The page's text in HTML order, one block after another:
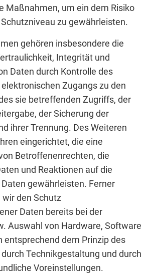
Maßnahmen, um ein dem Risiko
zu gewährleisten.
gehören insbesondere die
Integrität und
Daten durch Kontrolle des
Zugangs zu den
sie betreffenden Zugriffs, der
der Sicherung der
ihrer Trennung. Des Weiteren
eingerichtet, die eine
Betroffenenrechten, die
und Reaktionen auf die
gewährleisten. Ferner
den Schutz
Daten bereits bei der
Auswahl von Hardware, Software
entsprechend dem Prinzip des
Technikgestaltung und durch
Voreinstellungen.